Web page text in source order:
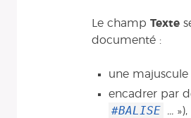
Le champ Texte
documenté :
une
encadrer par
#BALISE ...